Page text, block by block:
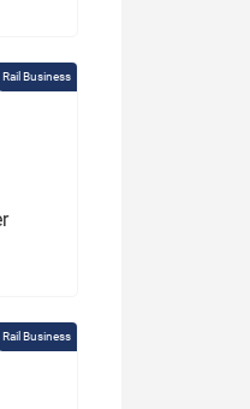
Rail Business
Rail Business